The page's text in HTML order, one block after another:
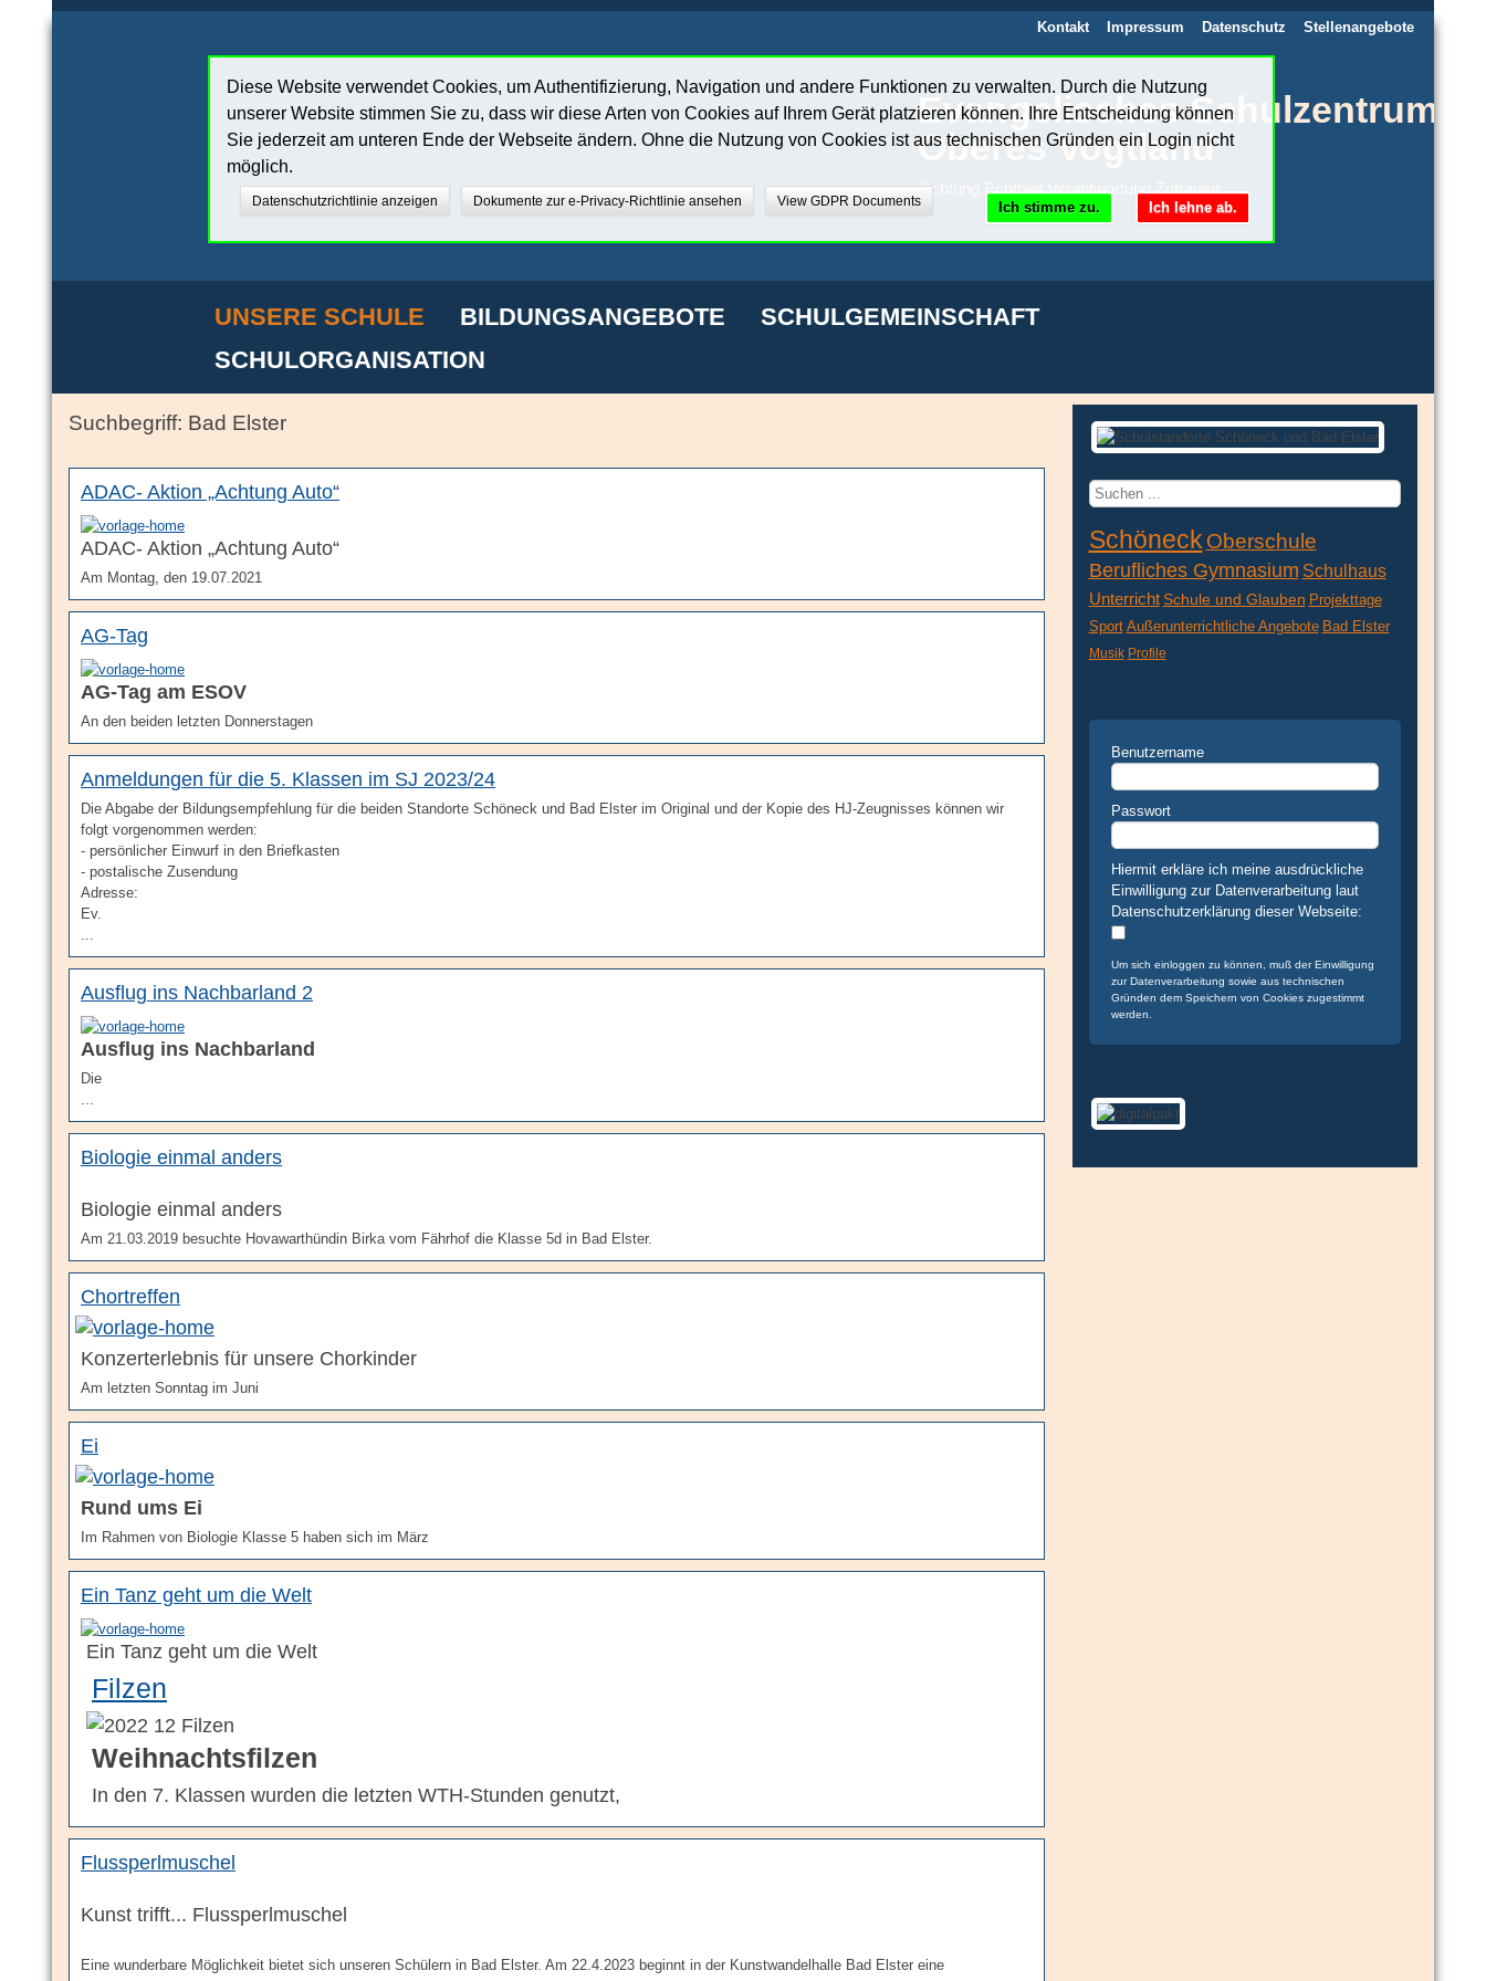
Evangelisches Schulzentrum
Oberes Vogtland
Achtung.Echtheit.Verantwortung.Zutrauen
Kontakt Impressum Datenschutz Stellenangebote
UNSERE SCHULE BILDUNGSANGEBOTE
SCHULGEMEINSCHAFT
SCHULORGANISATION
Bad Elster
ADAC- Aktion „Achtung Auto“
ADAC- Aktion „Achtung Auto“
Am Montag, den 19.07.2021
AG-Tag
AG-Tag am ESOV
An den beiden letzten Donnerstagen
Anmeldungen für die 5. Klassen im SJ 2023/24
Die Abgabe der Bildungsempfehlung für die beiden Standorte Schöneck und Bad Elster im Original und der Kopie des HJ-Zeugnisses können wir
folgt vorgenommen werden:
- persönlicher Einwurf in den Briefkasten
- postalische Zusendung
Adresse:
Ev.
...
Ausflug ins Nachbarland 2
Ausflug ins Nachbarland
Die
...
Biologie einmal anders
Biologie einmal anders
Am 21.03.2019 besuchte Hovawarthündin Birka vom Fährhof die Klasse 5d in Bad Elster.
Chortreffen
Konzerterlebnis für unsere Chorkinder
Am letzten Sonntag im Juni
Ei
Rund ums Ei
Im Rahmen von Biologie Klasse 5 haben sich im März
Ein Tanz geht um die Welt
Ein Tanz geht um die Welt
Filzen
Weihnachtsfilzen
In den 7. Klassen wurden die letzten WTH-Stunden genutzt,
Flussperlmuschel
Kunst trifft... Flussperlmuschel
Eine wunderbare Möglichkeit bietet sich unseren Schülern in Bad Elster. Am 22.4.2023 beginnt in der Kunstwandelhalle Bad Elster eine
Suchen
Schöneck Oberschule
Berufliches Gymnasium Schulhaus
Unterricht Schule und Glauben Projekttage
Sport Außerunterrichtliche Angebote Bad Elster
Musik Profile
Benutzername
Passwort
Hiermit erkläre ich meine ausdrückliche
Einwilligung zur Datenverarbeitung laut
Datenschutzerklärung dieser Webseite:
Um sich einloggen zu können, muß der Einwilligung
zur Datenverarbeitung sowie aus technischen
Gründen dem Speichern von Cookies zugestimmt
werden.
Diese Website verwendet Cookies, um Authentifizierung, Navigation und andere Funktionen zu verwalten. Durch die Nutzung
unserer Website stimmen Sie zu, dass wir diese Arten von Cookies auf Ihrem Gerät platzieren können. Ihre Entscheidung können
Sie jederzeit am unteren Ende der Webseite ändern. Ohne die Nutzung von Cookies ist aus technischen Gründen ein Login nicht
möglich.
Datenschutzrichtlinie anzeigen Dokumente zur e-Privacy-Richtlinie ansehen View GDPR Documents Ich lehne ab.
Ich stimme zu.